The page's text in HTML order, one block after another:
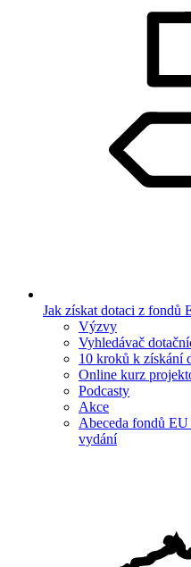
Jak získat dotaci z fondů
Výzvy
Vyhledávač
10 kroků k získání
Online kurz
Podcasty
Akce
Abeceda fondů
vydání